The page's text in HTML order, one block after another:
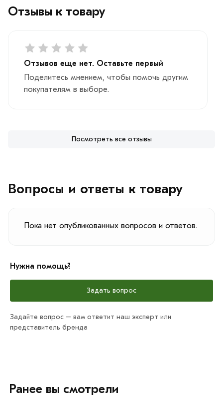
Отзывы к товару
Отзывов еще нет. Оставьте первый
Поделитесь мнением, чтобы помочь другим
покупателям в выборе.
Посмотреть все отзывы
Вопросы и ответы к товару
Пока нет опубликованных вопросов и ответов.
Нужна помощь?
Задать вопрос
Задайте вопрос – вам ответит наш эксперт или
представитель бренда
Ранее вы смотрели